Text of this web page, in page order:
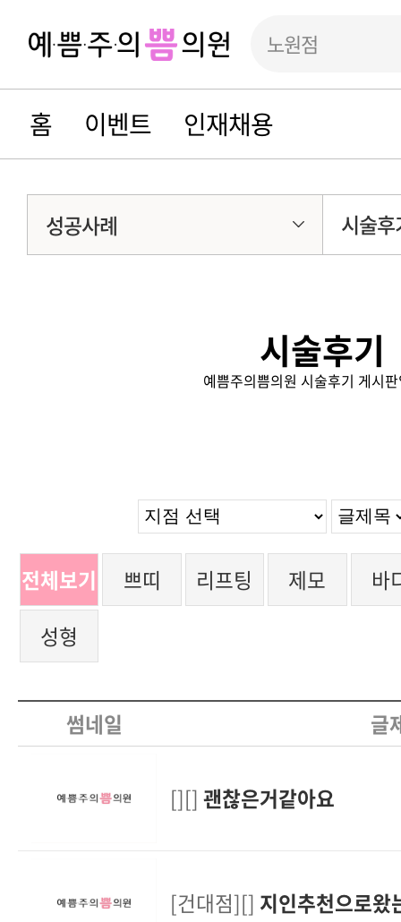
노원점
홈 이벤트 인재채용
성공사례 시술후
시술후기
예쁨주의쁨의원 시술후기 게시
전체보기 쁘띠 리프팅 제모
바
성형
썸네일 글
[][] 괜찮은거같아요
[건대점][] 지인추천으로왔